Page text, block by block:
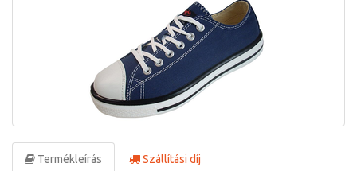
Termékleírás Szállítási díj